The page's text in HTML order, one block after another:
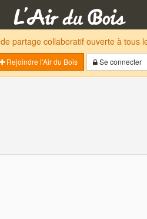
de partage collaboratif ouverte à tous
Rejoindre l'Air du Bois
Se connecter